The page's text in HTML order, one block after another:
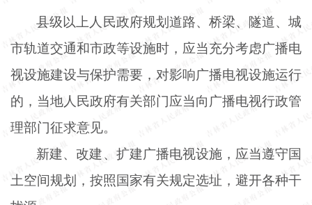
县级以上人民政府规划道路、桥梁、隧道、城
市轨道交通和市政等设施时，应当充分考虑广播电
视设施建设与保护需要，对影响广播电视设施运行
的，当地人民政府有关部门应当向广播电视行政管
理部门征求意见。
新建、改建、扩建广播电视设施，应当遵守国
土空间规划，按照国家有关规定选址，避开各种干